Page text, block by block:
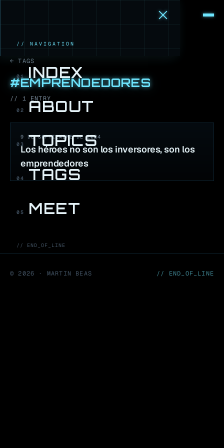
// NAVIGATION
01 INDEX
02 ABOUT
03 TOPICS
04 TAGS
05 MEET
// END_OF_LINE
← TAGS
#EMPRENDEDORES
// 1 ENTRY
9 DE SEPTIEMBRE DE 2024
Los héroes no son los inversores, son los
emprendedores
©2026 · MARTIN BEAS // END_OF_LINE